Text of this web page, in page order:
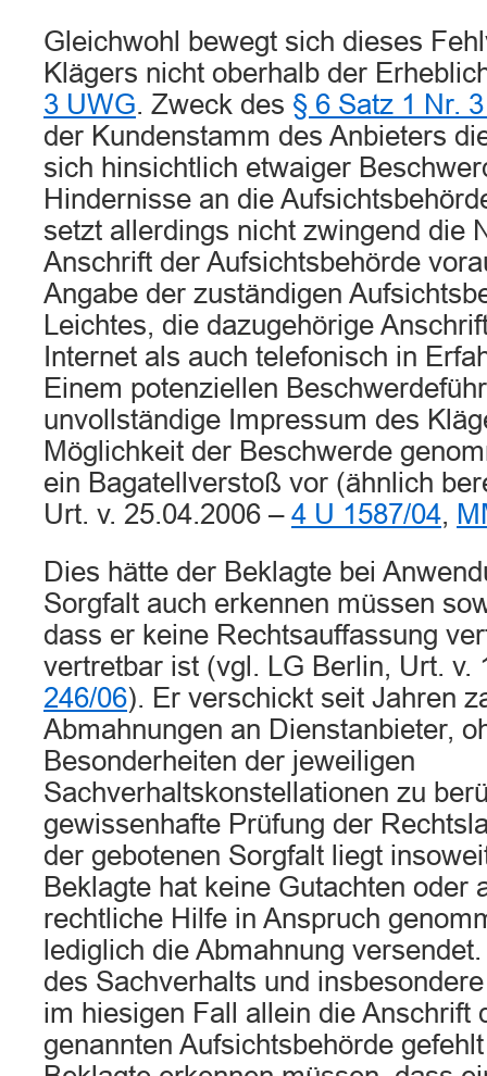
Gleichwohl bewegt sich dieses
Klägers nicht oberhalb der
3 UWG. Zweck des § 6 Satz 1 Nr.
der Kundenstamm des Anbieters
sich hinsichtlich etwaiger
Hindernisse an die
setzt allerdings nicht zwingend die
Anschrift der Aufsichtsbehörde
Angabe der zuständigen
Leichtes, die dazugehörige
Internet als auch telefonisch in
Einem potenziellen
unvollständige Impressum des
Möglichkeit der Beschwerde
ein Bagatellverstoß vor (ähnlich
Urt. v. 25.04.2006 – 4 U 1587/04,
Dies hätte der Beklagte bei
Sorgfalt auch erkennen müssen
dass er keine Rechtsauffassung
vertretbar ist (vgl. LG Berlin, Urt. v.
246/06). Er verschickt seit Jahren
Abmahnungen an Dienstanbieter,
Besonderheiten der jeweiligen
Sachverhaltskonstellationen zu
gewissenhafte Prüfung der
der gebotenen Sorgfalt liegt
Beklagte hat keine Gutachten oder
rechtliche Hilfe in Anspruch
lediglich die Abmahnung
des Sachverhalts und
im hiesigen Fall allein die Anschrift
genannten Aufsichtsbehörde